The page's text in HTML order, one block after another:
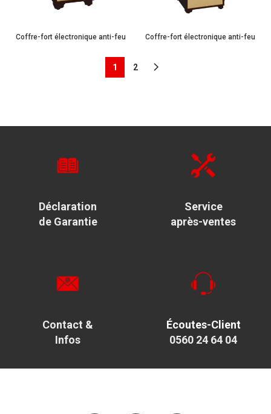
Coffre-fort électronique anti-feu Coffre-fort électronique anti-feu
1 2
Déclaration
de Garantie
Service
après-ventes
Contact &
Infos
Écoutes-Client
0560 24 64 04